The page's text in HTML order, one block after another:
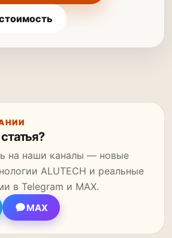
на наши каналы — новые
ALUTECH и реальные
в Telegram и MAX.
MAX